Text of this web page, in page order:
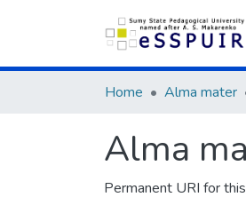
Home Аlma mater
Аlma
Permanent URI for